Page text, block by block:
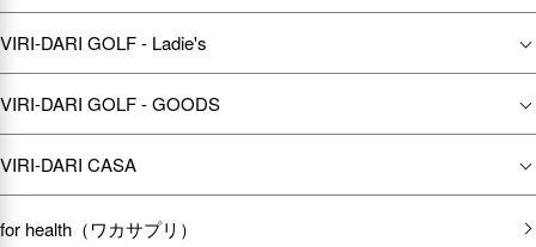
VIRI-DARI GOLF - Ladie's
VIRI-DARI GOLF - GOODS
VIRI-DARI CASA
for health（ワカサプリ）